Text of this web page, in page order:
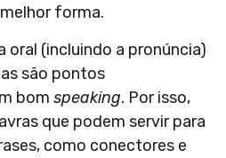
forma.
oral (incluindo a pronúncia)
são pontos
bom speaking. Por isso,
que podem servir para
como conectores e